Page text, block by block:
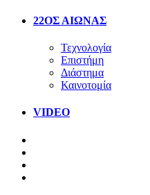
22ΟΣ ΑΙΩΝΑΣ
Τεχνολογία
Επιστήμη
Διάστημα
Καινοτομία
VIDEO